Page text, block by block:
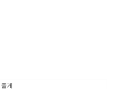
게